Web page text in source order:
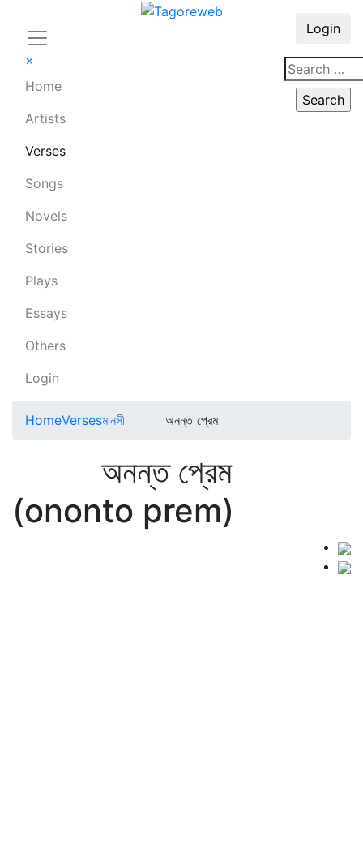
×
Home
Artists
Verses
Songs
Novels
Stories
Plays
Essays
Others
Login
Login
HomeVersesমানসী অনন্ত প্রেম
অনন্ত প্রেম
(ononto prem)